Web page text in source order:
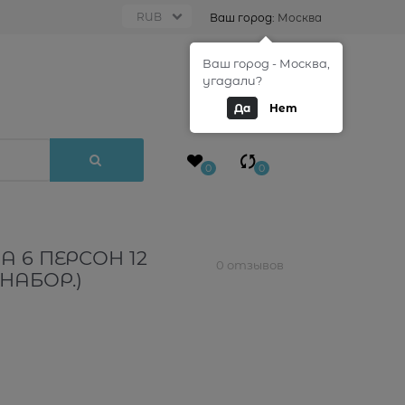
Ваш город: Москва
0
0 0
6 ПЕРСОН 12
0 отзывов
Ваш город - Москва,
угадали?
Да Нет